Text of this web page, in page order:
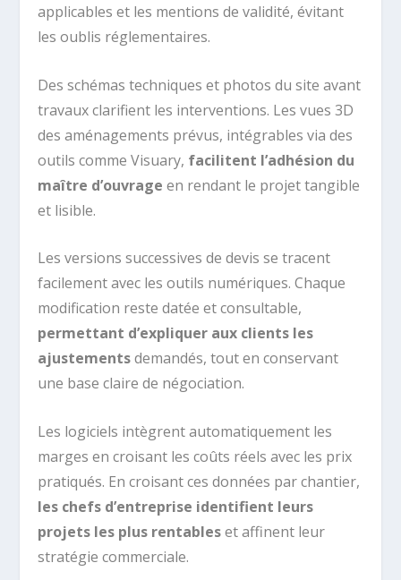
applicables et les mentions de validité, évitant
les oublis réglementaires.
Des schémas techniques et photos du site avant
travaux clarifient les interventions. Les vues 3D
des aménagements prévus, intégrables via des
outils comme Visuary, facilitent l’adhésion du
maître d’ouvrage en rendant le projet tangible
et lisible.
Les versions successives de devis se tracent
facilement avec les outils numériques. Chaque
modification reste datée et consultable,
permettant d’expliquer aux clients les
ajustementsdemandés, tout en conservant
une base claire de négociation.
Les logiciels intègrent automatiquement les
marges en croisant les coûts réels avec les prix
pratiqués. En croisant ces données par chantier,
les chefs d’entreprise identifient leurs
projets les plus rentableset affinent leur
stratégie commerciale.